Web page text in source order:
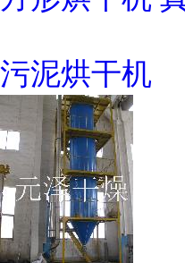
污泥烘干机